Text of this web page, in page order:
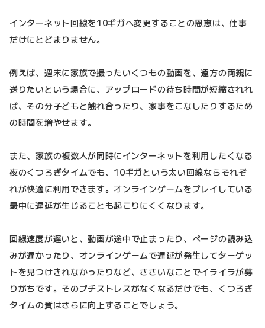
インターネット回線を10ギガへ変更することの恩恵は、仕事
だけにとどまりません。
例えば、週末に家族で撮ったいくつもの動画を、遠方の両親に
送りたいという場合に、アップロードの待ち時間が短縮されれ
ば、その分子どもと触れ合ったり、家事をこなしたりするため
の時間を増やせます。
また、家族の複数人が同時にインターネットを利用したくなる
夜のくつろぎタイムでも、10ギガという太い回線ならそれぞ
れが快適に利用できます。オンラインゲームをプレイしている
最中に遅延が生じることも起こりにくくなります。
回線速度が遅いと、動画が途中で止まったり、ページの読み込
みが遅かったり、オンラインゲームで遅延が発生してターゲッ
トを見つけきれなかったりなど、ささいなことでイライラが募
りがちです。そのプチストレスがなくなるだけでも、くつろぎ
タイムの質はさらに向上することでしょう。